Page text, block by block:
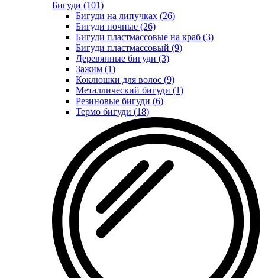
Бигуди (101)
Бигуди на липучках (26)
Бигуди ночные (26)
Бигуди пластмассовые на краб (3)
Бигуди пластмассовый (9)
Деревянные бигуди (3)
Зажим (1)
Коклюшки для волос (9)
Металлический бигуди (1)
Резиновые бигуди (6)
Термо бигуди (18)